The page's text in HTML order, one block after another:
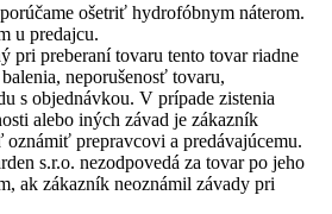
ošetriť hydrofóbnym náterom.
u predajcu.
pri preberaní tovaru tento tovar riadne
neporušenosť tovaru,
s objednávkou. V prípade zistenia
alebo iných závad je zákazník
prepravcovi a predávajúcemu.
s.r.o. nezodpovedá za tovar po jeho
ak zákazník neoznámil závady pri